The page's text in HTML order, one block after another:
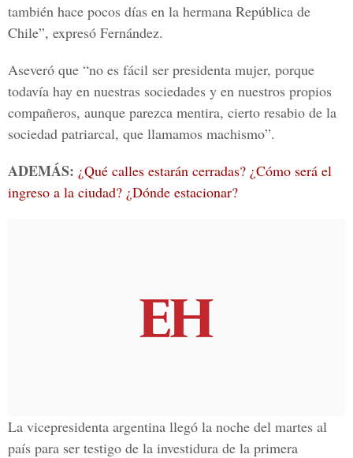
también hace pocos días en la hermana República de
Chile”, expresó Fernández.
Aseveró que “no es fácil ser presidenta mujer, porque
todavía hay en nuestras sociedades y en nuestros propios
compañeros, aunque parezca mentira, cierto resabio de la
sociedad patriarcal, que llamamos machismo”.
ADEMÁS: ¿Qué calles estarán cerradas? ¿Cómo será el
ingreso a la ciudad? ¿Dónde estacionar?
La vicepresidenta argentina llegó la noche del martes al
país para ser testigo de la investidura de la primera